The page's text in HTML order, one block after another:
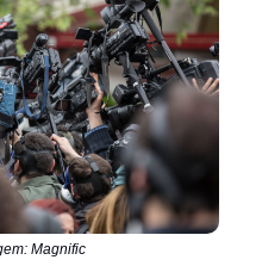
Magnific